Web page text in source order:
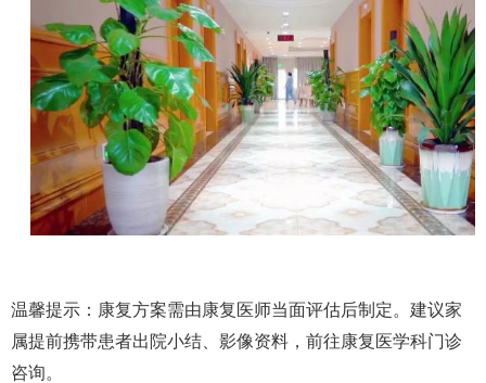
温馨提示 ：康复方案需由康复医师当面评估后制定。建议家
属提前携带患者出院小结、影像资料，前往康复医学科门诊
咨询。